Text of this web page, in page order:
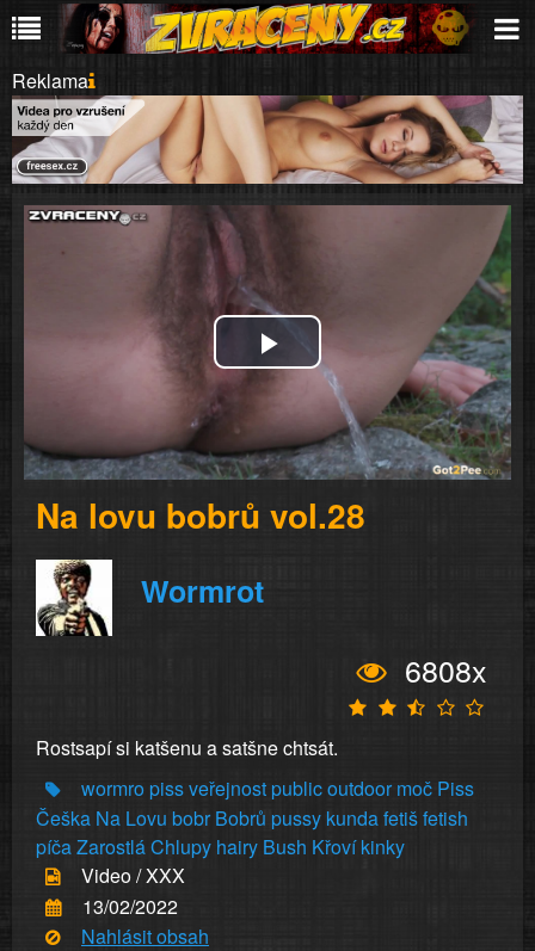
Reklama
Play
Video
Na lovu bobrů vol.28
Wormrot
6808x
Rostsapí si katšenu a satšne chtsát.
wormropissveřejnostpublicoutdoor moč Piss
Češka Na Lovu bobr Bobrů pussy kundafetišfetish
píčaZarostláChlupy hairy Bush Křoví kinky
Video / XXX
13/02/2022
Nahlásit obsah